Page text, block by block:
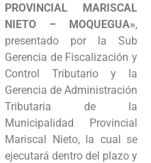
PROVINCIAL MARISCAL
NIETO – MOQUEGUA»,
presentado por la Sub
Gerencia de Fiscalización y
Control Tributario y la
Gerencia de Administración
Tributaria de la
Municipalidad Provincial
Mariscal Nieto, la cual se
ejecutará dentro del plazo y